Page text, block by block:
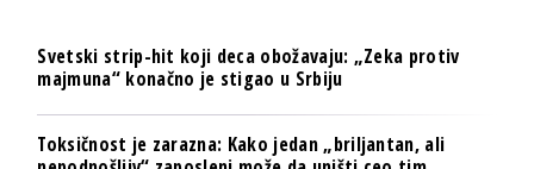
Svetski strip-hit koji deca obožavaju: „Zeka protiv
majmuna“ konačno je stigao u Srbiju
Toksičnost je zarazna: Kako jedan „briljantan, ali